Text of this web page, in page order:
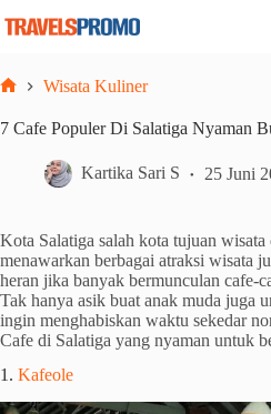
Wisata Kuliner
7 Cafe Populer Di Salatiga Nyaman
Kartika Sari S 25 Juni
Kota Salatiga salah kota tujuan wisata
menawarkan berbagai atraksi wisata
heran jika banyak bermunculan cafe-
Tak hanya asik buat anak muda juga
ingin menghabiskan waktu sekedar
Cafe di Salatiga yang nyaman untuk
1. Kafeole